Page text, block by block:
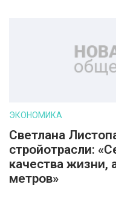
ЭКОНОМИКА
Светлана
стройотрасли:
качества жизни,
метров»